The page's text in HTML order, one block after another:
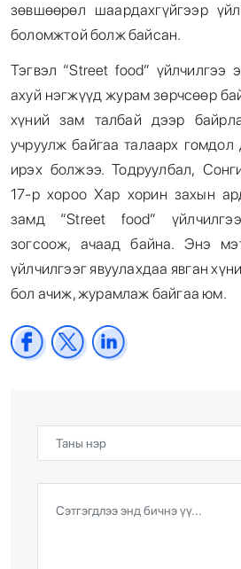
зөвшөөрөл шаардахгүйгээр
боломжтой болж байсан.
Тэгвэл “Street food” үйлчилгээ
ахуй нэгжүүд журам зөрчсөөр
хүний зам талбай дээр
учруулж байгаа талаарх гомдол
ирэх болжээ. Тодруулбал,
17-р хороо Хар хорин захын
замд “Street food”
зогсоож, ачаад байна. Энэ
үйлчилгээг явуулахдаа явган
бол ачиж, журамлаж байгаа юм.